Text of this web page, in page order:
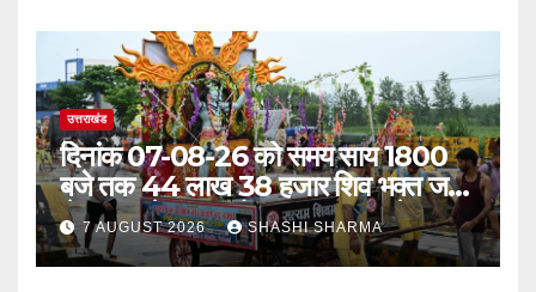
उत्तराखंड
दिनांक 07-08-26 को समय साय 1800
बजे तक 44 लाख 38 हजार शिव भक्त जल
लेकर अपने गंतव्य को प्रस्थान कर चुके
7 AUGUST 2026 SHASHI SHARMA